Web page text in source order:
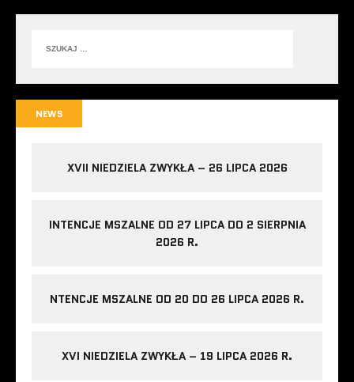
NEWS
XVII NIEDZIELA ZWYKŁA – 26 LIPCA 2026
INTENCJE MSZALNE OD 27 LIPCA DO 2 SIERPNIA
2026 R.
NTENCJE MSZALNE OD 20 DO 26 LIPCA 2026 R.
XVI NIEDZIELA ZWYKŁA – 19 LIPCA 2026 R.